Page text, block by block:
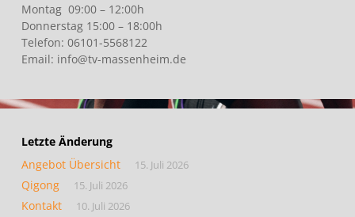
Montag 09:00 – 12:00h
Donnerstag 15:00 – 18:00h
Telefon: 06101-5568122
Email: info@tv-massenheim.de
Letzte Änderung
Angebot Übersicht
15. Juli 2026
Qigong 15. Juli 2026
Kontakt 10. Juli 2026